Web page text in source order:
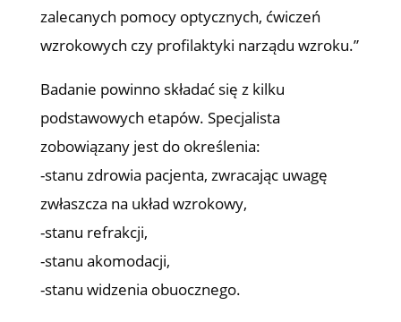
zalecanych pomocy optycznych, ćwiczeń
wzrokowych czy profilaktyki narządu wzroku.”
Badanie powinno składać się z kilku
podstawowych etapów. Specjalista
zobowiązany jest do określenia:
-stanu zdrowia pacjenta, zwracając uwagę
zwłaszcza na układ wzrokowy,
-stanu refrakcji,
-stanu akomodacji,
-stanu widzenia obuocznego.